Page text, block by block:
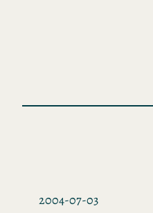
2004-07-03